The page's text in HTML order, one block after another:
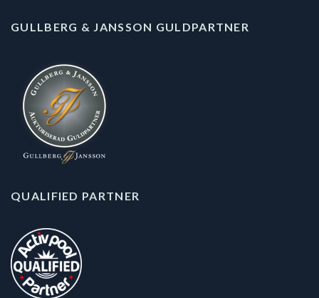
GULLBERG & JANSSON GULDPARTNER
QUALIFIED PARTNER